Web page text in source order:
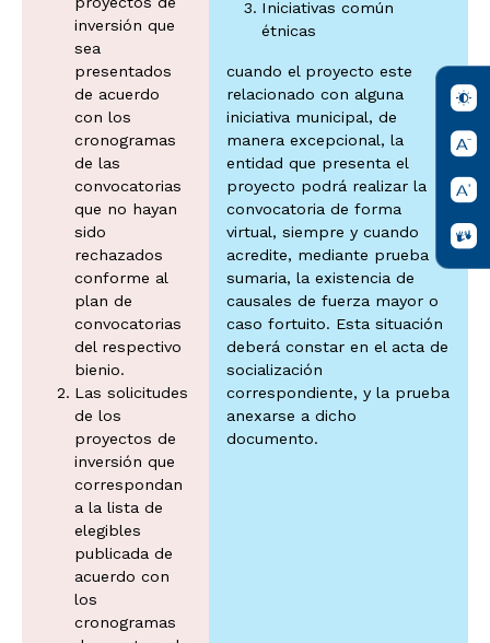
inversión que
sea
presentados
de acuerdo
con los
cronogramas
de las
convocatorias
que no hayan
sido
rechazados
conforme al
plan de
convocatorias
del respectivo
bienio.
Las solicitudes
de los
proyectos de
inversión que
correspondan
a la lista de
elegibles
publicada de
acuerdo con
los
cronogramas
Iniciativas común
étnicas
cuando el proyecto este
relacionado con alguna
iniciativa municipal, de
manera excepcional, la
entidad que presenta el
proyecto podrá realizar la
convocatoria de forma
virtual, siempre y cuando
acredite, mediante prueba
sumaria, la existencia de
causales de fuerza mayor o
caso fortuito. Esta situación
deberá constar en el acta de
socialización
correspondiente, y la prueba
anexarse a dicho
documento.